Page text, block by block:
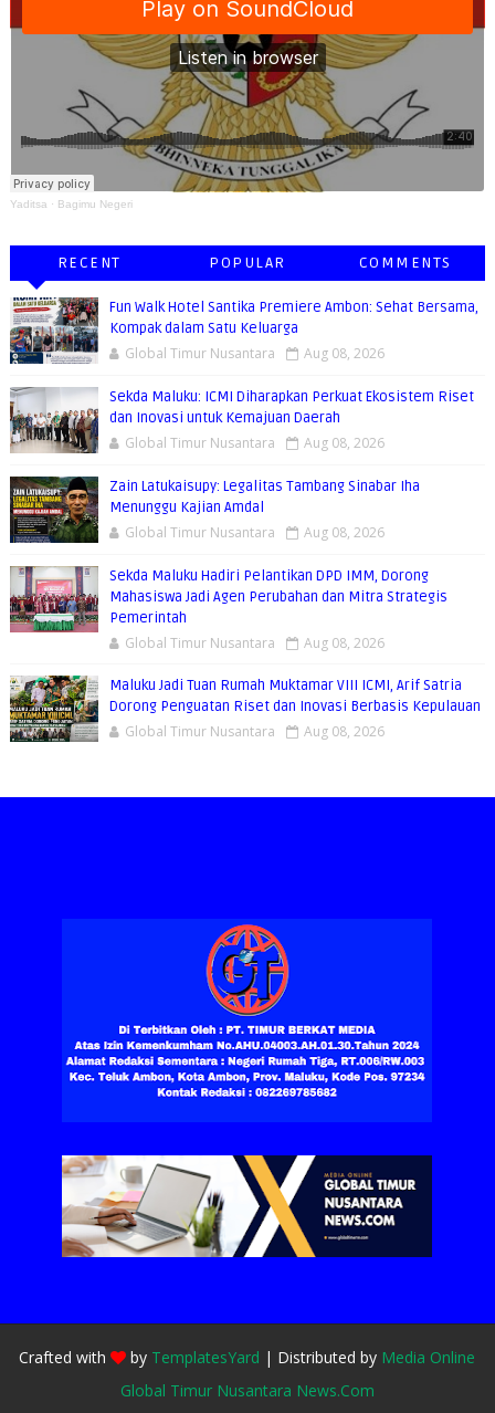
Yaditsa · Bagimu Negeri
RECENT POPULAR COMMENTS
Fun Walk Hotel Santika Premiere Ambon: Sehat Bersama,
Kompak dalam Satu Keluarga
Global Timur Nusantara Aug 08, 2026
Sekda Maluku: ICMI Diharapkan Perkuat Ekosistem Riset
dan Inovasi untuk Kemajuan Daerah
Global Timur Nusantara Aug 08, 2026
Zain Latukaisupy: Legalitas Tambang Sinabar Iha
Menunggu Kajian Amdal
Global Timur Nusantara Aug 08, 2026
Sekda Maluku Hadiri Pelantikan DPD IMM, Dorong
Mahasiswa Jadi Agen Perubahan dan Mitra Strategis
Pemerintah
Global Timur Nusantara Aug 08, 2026
Maluku Jadi Tuan Rumah Muktamar VIII ICMI, Arif Satria
Dorong Penguatan Riset dan Inovasi Berbasis Kepulauan
Global Timur Nusantara Aug 08, 2026
Crafted with by TemplatesYard | Distributed by Media Online
Global Timur Nusantara News.Com